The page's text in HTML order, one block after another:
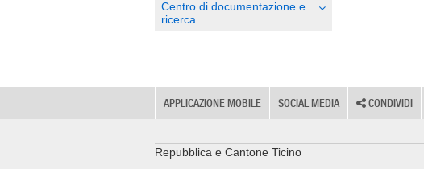
Centro di documentazione e
ricerca
APPLICAZIONE MOBILE SOCIAL MEDIA CONDIVIDI
Repubblica e Cantone Ticino